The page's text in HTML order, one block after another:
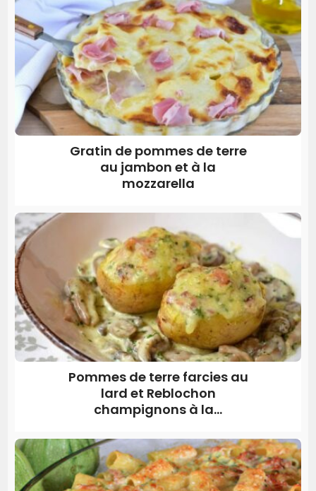
Gratin de pommes de terre
au jambon et à la
mozzarella
Pommes de terre farcies au
lard et Reblochon
champignons à la...